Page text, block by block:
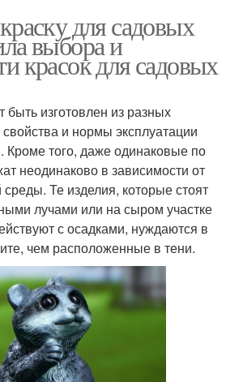
для садовых
выбора и
красок для садовых
изготовлен из разных
и нормы эксплуатации
Кроме того, даже одинаковые по
неодинаково в зависимости от
Те изделия, которые стоят
лучами или на сыром участке
с осадками, нуждаются в
чем расположенные в тени.